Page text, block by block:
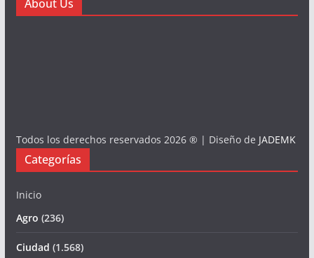
About Us
Todos los derechos reservados 2026 ® | Diseño de JADEMK
Categorías
Inicio
Agro (236)
Ciudad (1.568)